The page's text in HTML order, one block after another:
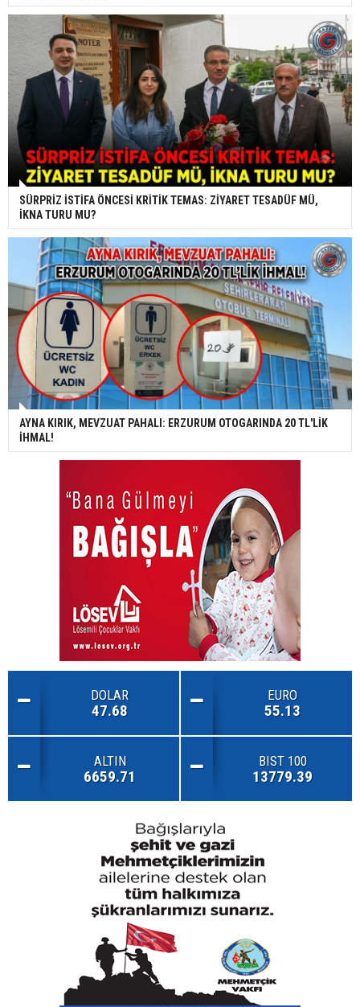
SÜRPRİZ İSTİFA ÖNCESİ KRİTİK TEMAS: ZİYARET TESADÜF MÜ,
İKNA TURU MU?
AYNA KIRIK, MEVZUAT PAHALI: ERZURUM OTOGARINDA 20 TL'LİK
İHMAL!
DOLAR
47.68
EURO
55.13
ALTIN
6659.71
BIST 100
13779.39